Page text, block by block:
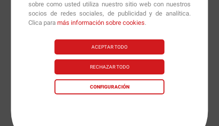
sobre como usted utiliza nuestro sitio web con nuestros
socios de redes sociales, de publicidad y de analítica.
Clica paramás información sobre cookies.
ACEPTAR TODO
RECHAZAR TODO
CONFIGURACIÓN
Nuevas versiones y
recomendaciones de
nuestros nutricionistas.